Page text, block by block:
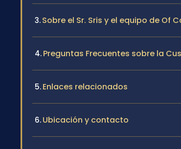
Sobre el Sr. Sris y el equipo de Of
Preguntas Frecuentes sobre la
Enlaces relacionados
Ubicación y contacto